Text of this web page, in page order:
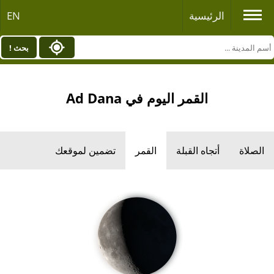
الرئيسية EN
بحث !
القمر اليوم في Ad Dana
الصلاة أتجاه القبلة القمر تضمين لموقعك